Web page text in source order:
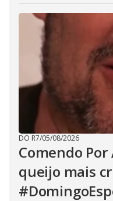
DO R7/05/08/2026
Comendo Por
queijo mais